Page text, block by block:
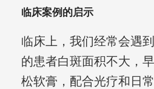
临床案例的启示
临床上，我们经常会遇
的患者白斑面积不大，
松软膏，配合光疗和日